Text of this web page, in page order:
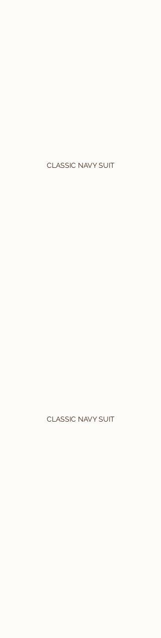
CLASSIC NAVY SUIT
CLASSIC NAVY SUIT